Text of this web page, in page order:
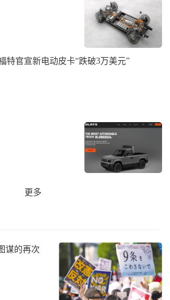
特官宣新电动皮卡“跌破3万美元”
更多
谋的再次